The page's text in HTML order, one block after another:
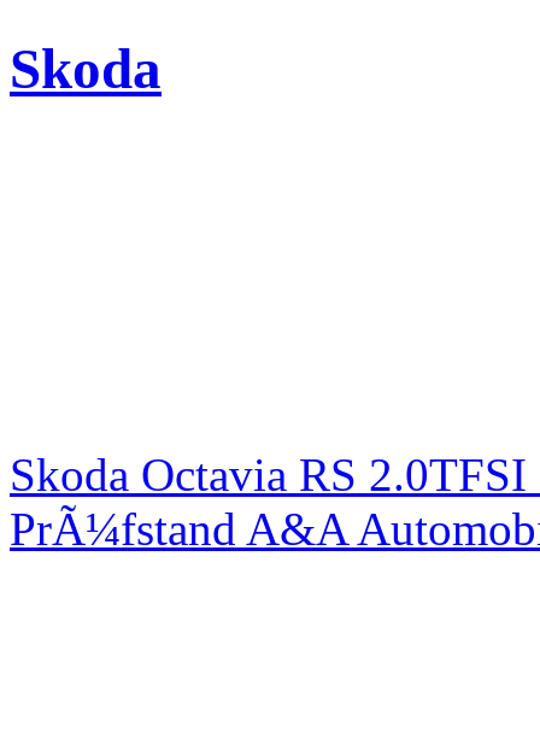
Skoda
Skoda Octavia RS
PrÃ¼fstand A&A